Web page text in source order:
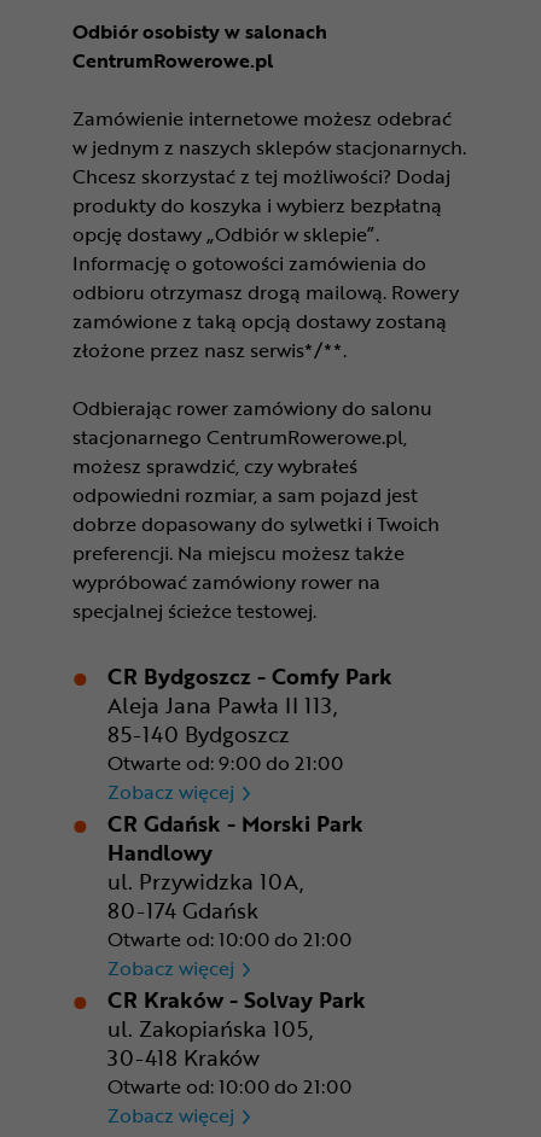
Odbiór osobisty w salonach
CentrumRowerowe.pl
Zamówienie internetowe możesz odebrać
w jednym z naszych sklepów stacjonarnych.
Chcesz skorzystać z tej możliwości? Dodaj
produkty do koszyka i wybierz bezpłatną
opcję dostawy „Odbiór w sklepie”.
Informację o gotowości zamówienia do
odbioru otrzymasz drogą mailową. Rowery
zamówione z taką opcją dostawy zostaną
złożone przez nasz serwis*/**.
Odbierając rower zamówiony do salonu
stacjonarnego CentrumRowerowe.pl,
możesz sprawdzić, czy wybrałeś
odpowiedni rozmiar, a sam pojazd jest
dobrze dopasowany do sylwetki i Twoich
preferencji. Na miejscu możesz także
wypróbować zamówiony rower na
specjalnej ścieżce testowej.
CR Bydgoszcz - Comfy Park
Aleja Jana Pawła II 113,
85-140 Bydgoszcz
Otwarte od: 9:00 do 21:00
Zobacz więcej CR Bydgoszcz - Comfy Park
CR Gdańsk - Morski Park
Handlowy
ul. Przywidzka 10A,
80-174 Gdańsk
Otwarte od: 10:00 do 21:00
Zobacz więcej CR Gdańsk - Morski Park
CR Kraków - Solvay Park
ul. Zakopiańska 105,
30-418 Kraków
Otwarte od: 10:00 do 21:00
Zobacz więcej CR Kraków - Solvay Park